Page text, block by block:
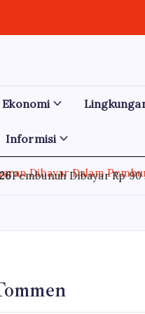
Ekonomi
Informisi
Dibayar Rp 90 Juta